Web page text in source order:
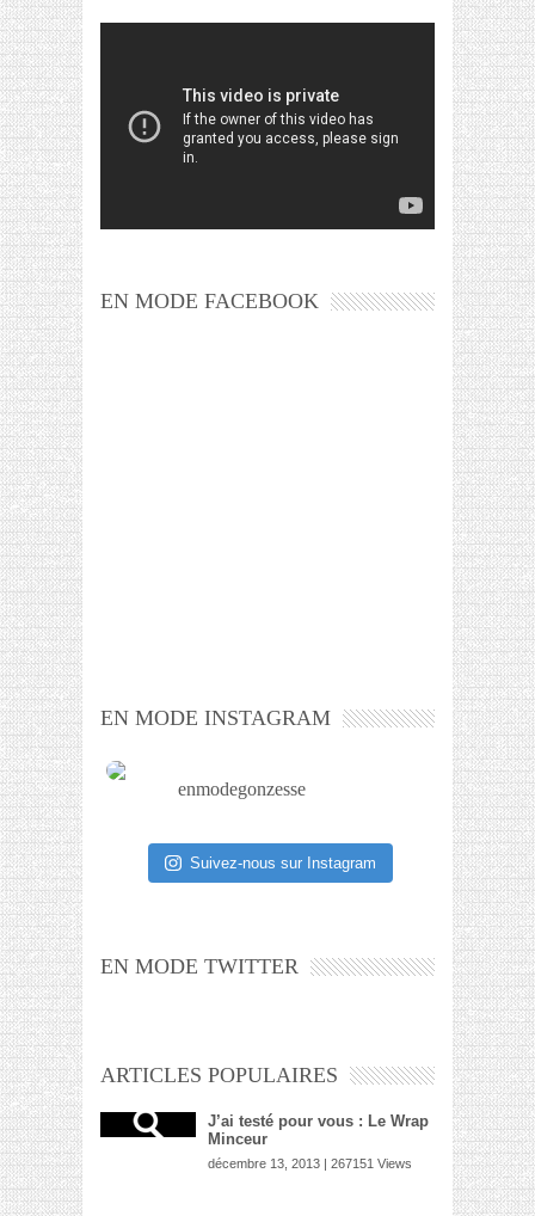
EN MODE FACEBOOK
EN MODE INSTAGRAM
enmodegonzesse
Suivez-nous sur Instagram
EN MODE TWITTER
ARTICLES POPULAIRES
J’ai testé pour vous : Le Wrap
Minceur
décembre 13, 2013 | 267151 Views